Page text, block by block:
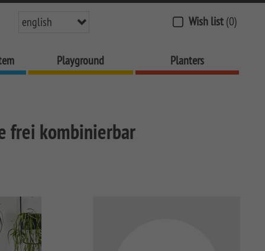
english Wish list (0)
Playground Planters
frei kombinierbar